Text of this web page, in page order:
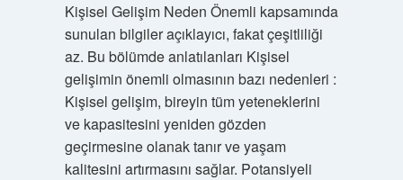
Kişisel Gelişim Neden Önemli kapsamında
sunulan bilgiler açıklayıcı, fakat çeşitliliği
az. Bu bölümde anlatılanları Kişisel
gelişimin önemli olmasının bazı nedenleri :
Kişisel gelişim, bireyin tüm yeteneklerini
ve kapasitesini yeniden gözden
geçirmesine olanak tanır ve yaşam
kalitesini artırmasını sağlar. Potansiyeli